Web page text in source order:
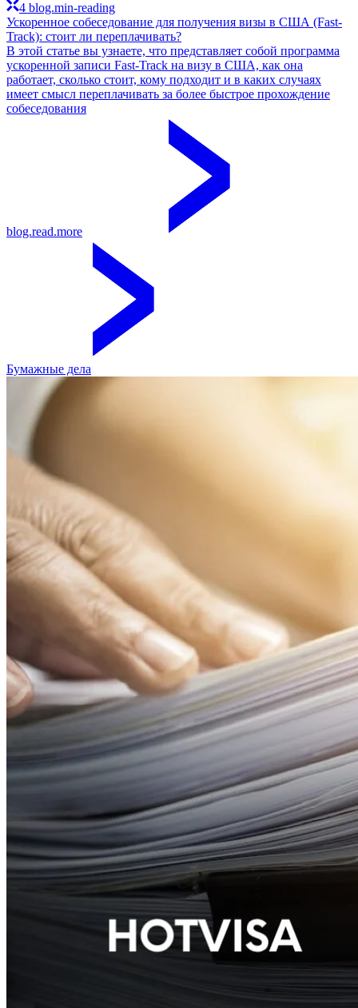
4 blog.min-reading
Ускоренное собеседование для получения визы в США (Fast-
Track): стоит ли переплачивать?
В этой статье вы узнаете, что представляет собой программа
ускоренной записи Fast-Track на визу в США, как она
работает, сколько стоит, кому подходит и в каких случаях
имеет смысл переплачивать за более быстрое прохождение
собеседования
blog.read.more
Бумажные дела